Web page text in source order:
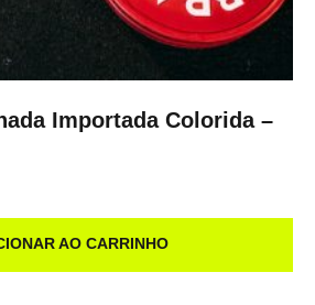
Importada Colorida –
AO CARRINHO